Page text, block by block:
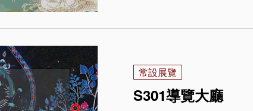
常設展覽
S301導覽大廳